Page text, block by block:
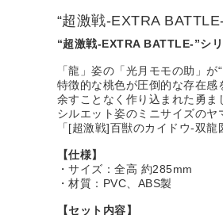
“超激戦-EXTRA
“超激戦-EXTRA BATTLE-”シ
「龍」姿の「光月モモの助」が
特徴的な桃色が圧倒的な存在感
余すことなく作り込まれた勇ま
シルエット姿のミニサイズのヤ
「[超激戦]百獣のカイドウ-双
【仕様】
・サイズ：全高 約285mm
・材質：PVC、ABS製
【セット内容】